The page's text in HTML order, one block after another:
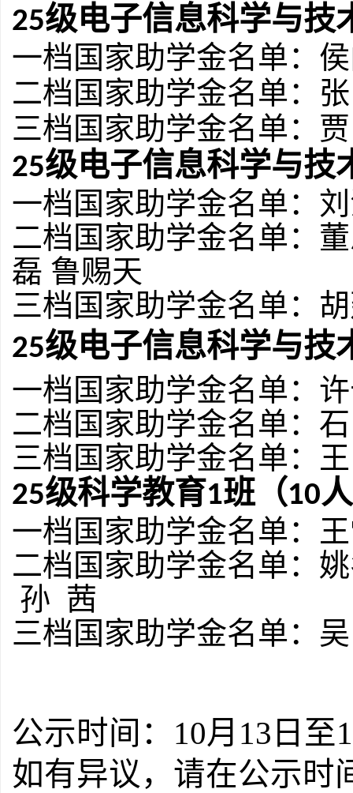
25级电子信息科学与技
一档国家助学金名单：
二档国家助学金名单：张
三档国家助学金名单：贾
25级电子信息科学与技
一档国家助学金名单：
二档国家助学金名单：
磊 鲁赐天
三档国家助学金名单：
25级电子信息科学与技
一档国家助学金名单：
二档国家助学金名单： 石
三档国家助学金名单： 王
25级科学教育1班（10
一档国家助学金名单：
二档国家助学金名单：
孙 茜
三档国家助学金名单： 吴
公示时间： 10月 13 日至
如有异议，请在公示时